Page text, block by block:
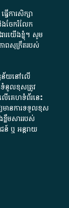
ើការសិក្សា
ងចែករំលែក
ារយើងខ្ញុំ។ សូម
ាពសុក្រឹតរបស់
នន័យនៅលើ
ទំនួលខុសត្រូវ
ើគេហទំព័រនេះ
យមានការទទួលខុស​
លឹមសាររបស់
ន៍ ឬ អន្តរាយ